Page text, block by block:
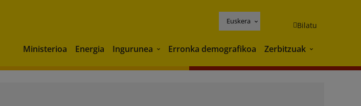
Euskera Bilatu
Ministerioa Energia Ingurunea Ingurunea
Erronka demografikoa Zerbitzuak Zerbitzuak